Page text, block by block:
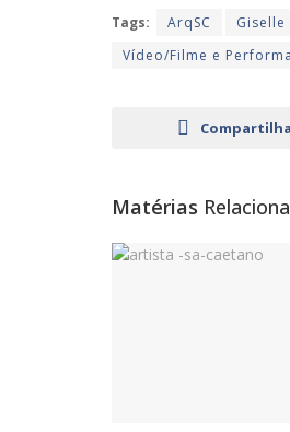
Tags: ArqSC Giselle
Vídeo/Filme e
Matérias